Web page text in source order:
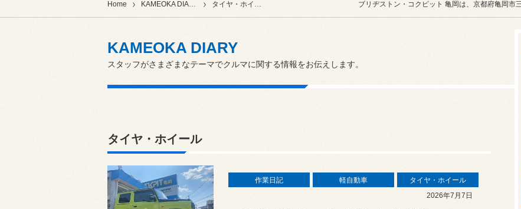
Home KAMEOKA DIARY タイヤ・ホイール ブリヂストン・コクピット 亀岡は、京都府亀岡市
KAMEOKA DIARY
スタッフがさまざまなテーマでクルマに関する情報をお伝えします。
タイヤ・ホイール
作業日記 軽自動車
タイヤ・ホイール
2026年7月7日